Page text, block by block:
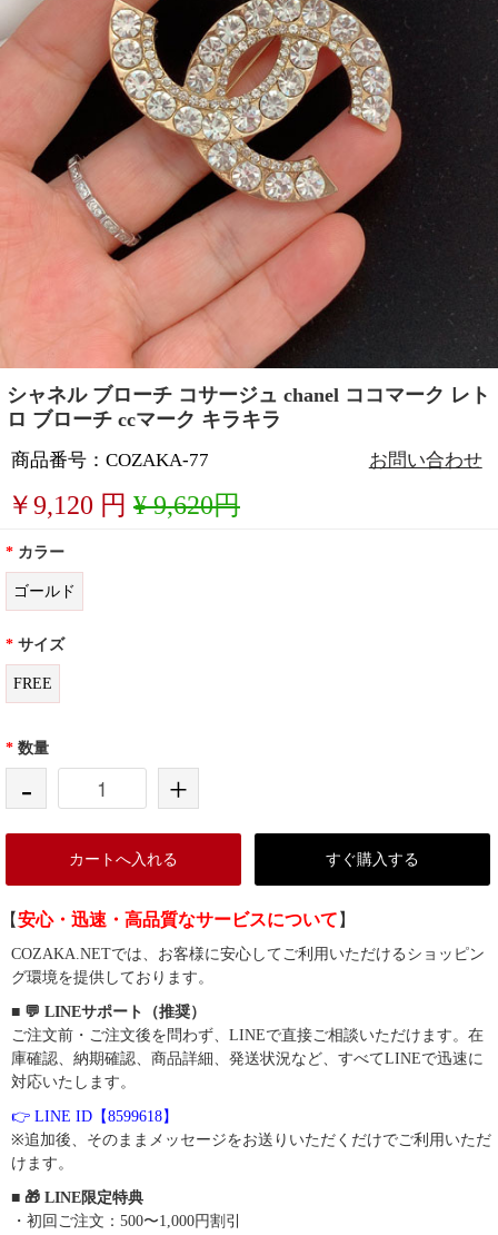
シャネル ブローチ コサージュ chanel ココマーク レト
ロ ブローチ ccマーク キラキラ
商品番号：COZAKA-77 お問い合わせ
￥9,120 円 ¥ 9,620円
* カラー
ゴールド
* サイズ
FREE
* 数量
- +
カートへ入れる すぐ購入する
【安心・迅速・高品質なサービスについて 】
COZAKA.NETでは、お客様に安心してご利用いただけるショッピン
グ環境を提供しております。
■ 💬 LINEサポート（推奨）
ご注文前・ご注文後を問わず、LINEで直接ご相談いただけます。在
庫確認、納期確認、商品詳細、発送状況など、すべてLINEで迅速に
対応いたします。
👉 LINE ID【8599618】
※追加後、そのままメッセージをお送りいただくだけでご利用いただ
けます。
■ 🎁 LINE限定特典
・初回ご注文：500〜1,000円割引